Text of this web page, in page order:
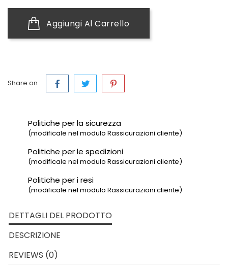
Aggiungi Al Carrello
Share on :
Politiche per la sicurezza
(modificale nel modulo Rassicurazioni cliente)
Politiche per le spedizioni
(modificale nel modulo Rassicurazioni cliente)
Politiche per i resi
(modificale nel modulo Rassicurazioni cliente)
DETTAGLI DEL PRODOTTO
DESCRIZIONE
REVIEWS (0)